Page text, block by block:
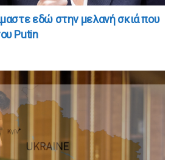
εδώ στην μελανή σκιά που
Putin